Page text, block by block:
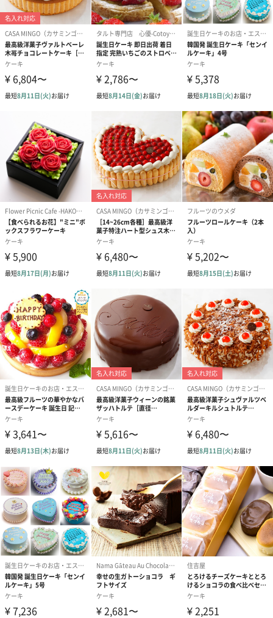
配送方法
クール便（冷凍-18℃以下）
原材料
乳等を主原料とする食品・糖類（砂糖・水飴）・小麦
粉・卵・マンゴー・牛乳・アーモンドプードル・植物
油脂・食用精製加工油脂・発酵バター・発酵乳・ショ
ートニング・コーンスターチ・アプリコット果汁・
塩・バニラビーンズ /乳化剤、香料、酸化防止剤（ビ
タミンE)、酸味料（クエン酸）、着色料（カロチン・
ライム・グレープフルーツ由来）、保存料（ソルビン
酸K）、安定剤（塩化カルシウム）、ph調整剤
お届けからの
賞味期限
発送日より冷凍-18℃以下の保存で14日
アレルゲン 小麦、乳、卵 、大豆、アーモンド